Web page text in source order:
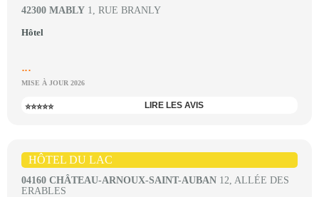
42300 MABLY 1, RUE BRANLY
Hôtel
...
MISE À JOUR 2026
⭐⭐⭐⭐⭐ LIRE LES AVIS
HÔTEL DU LAC
04160 CHÂTEAU-ARNOUX-SAINT-AUBAN 12, ALLÉE DES
ERABLES